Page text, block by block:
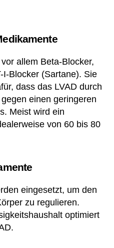
allem Beta-Blocker,
I-Blocker (Sartane). Sie
dass das LVAD durch
einen geringeren
Meist wird ein
von 60 bis 80
eingesetzt, um den
zu regulieren.
optimiert